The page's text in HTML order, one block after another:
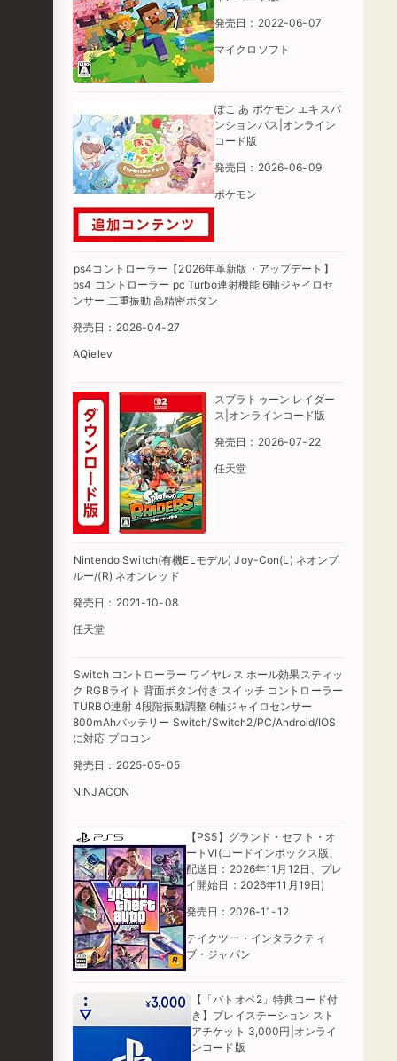
発売日：2022-06-07
マイクロソフト
ぽこ あ ポケモン エキスパ
ンションパス|オンライン
コード版
発売日：2026-06-09
ポケモン
ps4コントローラー【2026年革新版・アップデート】
ps4 コントローラー pc Turbo連射機能 6軸ジャイロセ
ンサー 二重振動 高精密ボタン
発売日：2026-04-27
AQielev
スプラトゥーン レイダー
ス|オンラインコード版
発売日：2026-07-22
任天堂
Nintendo Switch(有機ELモデル) Joy-Con(L) ネオンブ
ルー/(R) ネオンレッド
発売日：2021-10-08
任天堂
Switch コントローラー ワイヤレス ホール効果スティッ
ク RGBライト 背面ボタン付き スイッチ コントローラー
TURBO連射 4段階振動調整 6軸ジャイロセンサー
800mAhバッテリー Switch/Switch2/PC/Android/IOS
に対応 プロコン
発売日：2025-05-05
NINJACON
【PS5】グランド・セフト・オ
ートVI(コードインボックス版、
配送日：2026年11月12日、プレ
イ開始日：2026年11月19日)
発売日：2026-11-12
テイクツー・インタラクティ
ブ・ジャパン
【「バトオペ2」特典コード付
き】プレイステーション スト
アチケット 3,000円|オンライ
ンコード版